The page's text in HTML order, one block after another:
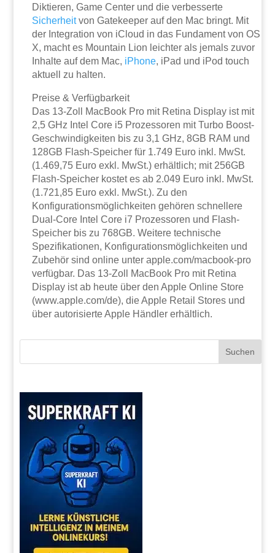
Diktieren, Game Center und die verbesserte
Sicherheitvon Gatekeeper auf den Mac bringt. Mit
der Integration von iCloud in das Fundament von OS
X, macht es Mountain Lion leichter als jemals zuvor
Inhalte auf dem Mac, iPhone, iPad und iPod touch
aktuell zu halten.
Preise & Verfügbarkeit
Das 13-Zoll MacBook Pro mit Retina Display ist mit
2,5 GHz Intel Core i5 Prozessoren mit Turbo Boost-
Geschwindigkeiten bis zu 3,1 GHz, 8GB RAM und
128GB Flash-Speicher für 1.749 Euro inkl. MwSt.
(1.469,75 Euro exkl. MwSt.) erhältlich; mit 256GB
Flash-Speicher kostet es ab 2.049 Euro inkl. MwSt.
(1.721,85 Euro exkl. MwSt.). Zu den
Konfigurationsmöglichkeiten gehören schnellere
Dual-Core Intel Core i7 Prozessoren und Flash-
Speicher bis zu 768GB. Weitere technische
Spezifikationen, Konfigurationsmöglichkeiten und
Zubehör sind online unter apple.com/macbook-pro
verfügbar. Das 13-Zoll MacBook Pro mit Retina
Display ist ab heute über den Apple Online Store
(www.apple.com/de), die Apple Retail Stores und
über autorisierte Apple Händler erhältlich.